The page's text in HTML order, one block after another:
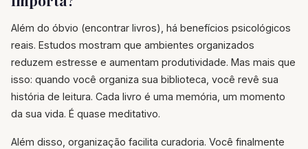
Além do óbvio (encontrar livros), há benefícios psicológicos
reais. Estudos mostram que ambientes organizados
reduzem estresse e aumentam produtividade. Mas mais que
isso: quando você organiza sua biblioteca, você revê sua
história de leitura. Cada livro é uma memória, um momento
da sua vida. É quase meditativo.
Além disso, organização facilita curadoria. Você finalmente